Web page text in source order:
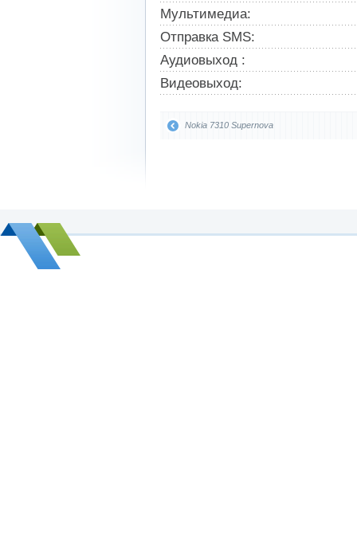
Мультимедиа:
Отправка SMS:
Аудиовыход :
Видеовыход:
Nokia 7310 Supernova